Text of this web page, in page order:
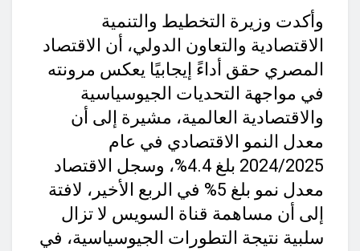
وأكدت وزيرة التخطيط والتنمية
الاقتصادية والتعاون الدولي، أن الاقتصاد
المصري حقق أداءً إيجابيًا يعكس مرونته
في مواجهة التحديات الجيوسياسية
والاقتصادية العالمية، مشيرة إلى أن
معدل النمو الاقتصادي في عام
2024/2025 بلغ 4.4%، وسجل الاقتصاد
معدل نمو بلغ 5% في الربع الأخير، لافتة
إلى أن مساهمة قناة السويس لا تزال
سلبية نتيجة التطورات الجيوسياسية، في